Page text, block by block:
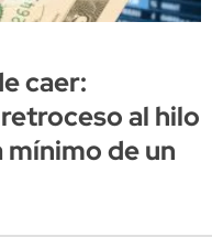
caer:
al hilo
mínimo de un